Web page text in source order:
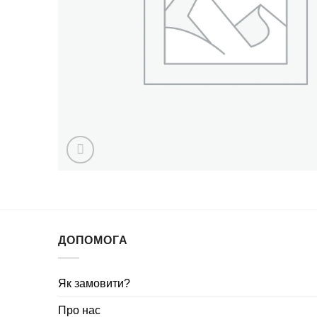
ДОПОМОГА
Як замовити?
Про нас